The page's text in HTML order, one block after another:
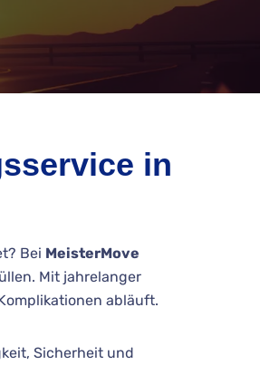
in
Bei MeisterMove
Mit jahrelanger
abläuft.
Sicherheit und